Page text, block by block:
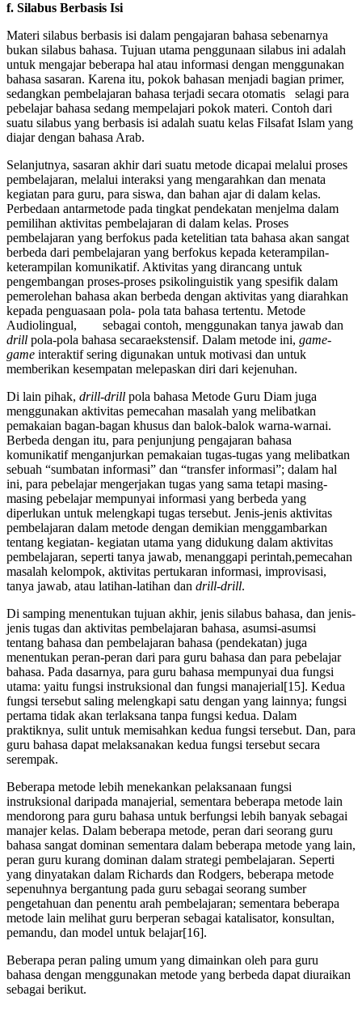
f. Silabus Berbasis Isi
Materi silabus berbasis isi dalam pengajaran bahasa sebenarnya
bukan silabus bahasa. Tujuan utama penggunaan silabus ini adalah
untuk mengajar beberapa hal atau informasi dengan menggunakan
bahasa sasaran. Karena itu, pokok bahasan menjadi bagian primer,
sedangkan pembelajaran bahasa terjadi secara otomatis selagi para
pebelajar bahasa sedang mempelajari pokok materi. Contoh dari
suatu silabus yang berbasis isi adalah suatu kelas Filsafat Islam yang
diajar dengan bahasa Arab.
Selanjutnya, sasaran akhir dari suatu metode dicapai melalui proses
pembelajaran, melalui interaksi yang mengarahkan dan menata
kegiatan para guru, para siswa, dan bahan ajar di dalam kelas.
Perbedaan antarmetode pada tingkat pendekatan menjelma dalam
pemilihan aktivitas pembelajaran di dalam kelas. Proses
pembelajaran yang berfokus pada ketelitian tata bahasa akan sangat
berbeda dari pembelajaran yang berfokus kepada keterampilan-
keterampilan komunikatif. Aktivitas yang dirancang untuk
pengembangan proses-proses psikolinguistik yang spesifik dalam
pemerolehan bahasa akan berbeda dengan aktivitas yang diarahkan
kepada penguasaan pola- pola tata bahasa tertentu. Metode
Audiolingual, sebagai contoh, menggunakan tanya jawab dan
drill pola-pola bahasa secaraekstensif. Dalam metode ini, game-
game interaktif sering digunakan untuk motivasi dan untuk
memberikan kesempatan melepaskan diri dari kejenuhan.
Di lain pihak, drill-drill pola bahasa Metode Guru Diam juga
menggunakan aktivitas pemecahan masalah yang melibatkan
pemakaian bagan-bagan khusus dan balok-balok warna-warnai.
Berbeda dengan itu, para penjunjung pengajaran bahasa
komunikatif menganjurkan pemakaian tugas-tugas yang melibatkan
sebuah “sumbatan informasiˮ dan “transfer informasiˮ; dalam hal
ini, para pebelajar mengerjakan tugas yang sama tetapi masing-
masing pebelajar mempunyai informasi yang berbeda yang
diperlukan untuk melengkapi tugas tersebut. Jenis-jenis aktivitas
pembelajaran dalam metode dengan demikian menggambarkan
tentang kegiatan- kegiatan utama yang didukung dalam aktivitas
pembelajaran, seperti tanya jawab, menanggapi perintah,pemecahan
masalah kelompok, aktivitas pertukaran informasi, improvisasi,
tanya jawab, atau latihan-latihan dan drill-drill.
Di samping menentukan tujuan akhir, jenis silabus bahasa, dan jenis-
jenis tugas dan aktivitas pembelajaran bahasa, asumsi-asumsi
tentang bahasa dan pembelajaran bahasa (pendekatan) juga
menentukan peran-peran dari para guru bahasa dan para pebelajar
bahasa. Pada dasarnya, para guru bahasa mempunyai dua fungsi
utama: yaitu fungsi instruksional dan fungsi manajerial[15]. Kedua
fungsi tersebut saling melengkapi satu dengan yang lainnya; fungsi
pertama tidak akan terlaksana tanpa fungsi kedua. Dalam
praktiknya, sulit untuk memisahkan kedua fungsi tersebut. Dan, para
guru bahasa dapat melaksanakan kedua fungsi tersebut secara
serempak.
Beberapa metode lebih menekankan pelaksanaan fungsi
instruksional daripada manajerial, sementara beberapa metode lain
mendorong para guru bahasa untuk berfungsi lebih banyak sebagai
manajer kelas. Dalam beberapa metode, peran dari seorang guru
bahasa sangat dominan sementara dalam beberapa metode yang lain,
peran guru kurang dominan dalam strategi pembelajaran. Seperti
yang dinyatakan dalam Richards dan Rodgers, beberapa metode
sepenuhnya bergantung pada guru sebagai seorang sumber
pengetahuan dan penentu arah pembelajaran; sementara beberapa
metode lain melihat guru berperan sebagai katalisator, konsultan,
pemandu, dan model untuk belajar[16].
Beberapa peran paling umum yang dimainkan oleh para guru
bahasa dengan menggunakan metode yang berbeda dapat diuraikan
sebagai berikut.